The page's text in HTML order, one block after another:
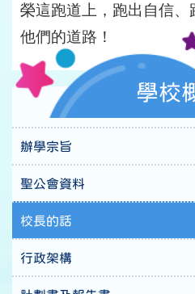
榮這跑道上，跑出自信
他們的道路！
學校
辦學宗旨
聖公會資料
校長的話
行政架構